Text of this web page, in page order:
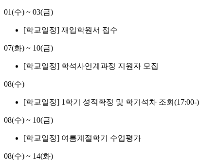
01(수) ~ 03(금)
[학교일정] 재입학원서 접수
07(화) ~ 10(금)
[학교일정] 학석사연계과정 지원자 모집
08(수)
[학교일정] 1학기 성적확정 및 학기석차 조회(17:00-)
08(수) ~ 10(금)
[학교일정] 여름계절학기 수업평가
08(수) ~ 14(화)